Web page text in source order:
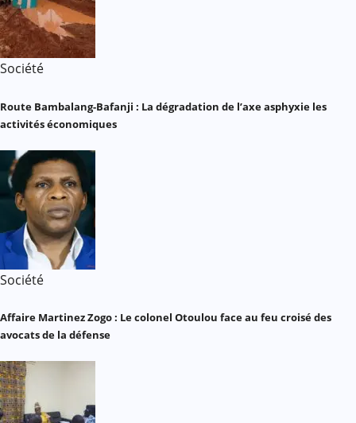
Société
Route Bambalang-Bafanji : La dégradation de l’axe asphyxie les
activités économiques
Société
Affaire Martinez Zogo : Le colonel Otoulou face au feu croisé des
avocats de la défense